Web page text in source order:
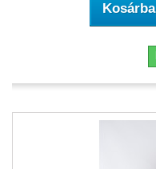
Kosárba